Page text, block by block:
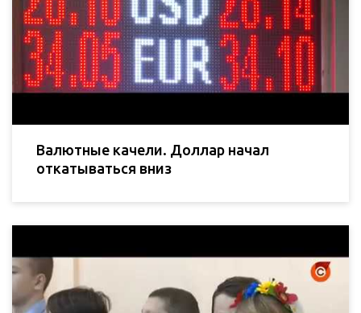
Валютные качели. Доллар начал
откатываться вниз